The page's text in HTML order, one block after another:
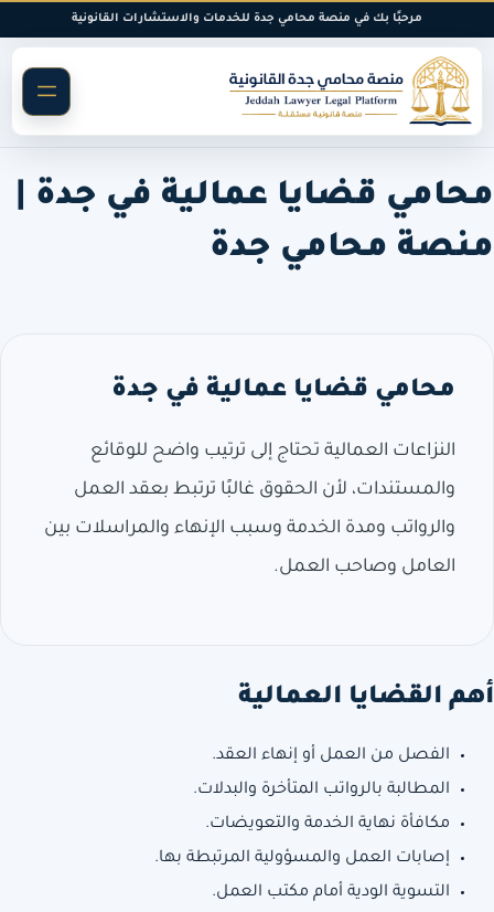
المحتوى
مرحبًا بك في منصة محامي جدة للخدمات والاستشارات القانونية
محامي قضايا عمالية في جدة |
منصة محامي جدة
محامي قضايا عمالية في جدة
النزاعات العمالية تحتاج إلى ترتيب واضح للوقائع
والمستندات، لأن الحقوق غالبًا ترتبط بعقد العمل
والرواتب ومدة الخدمة وسبب الإنهاء والمراسلات بين
العامل وصاحب العمل.
أهم القضايا العمالية
الفصل من العمل أو إنهاء العقد.
المطالبة بالرواتب المتأخرة والبدلات.
مكافأة نهاية الخدمة والتعويضات.
إصابات العمل والمسؤولية المرتبطة بها.
التسوية الودية أمام مكتب العمل.